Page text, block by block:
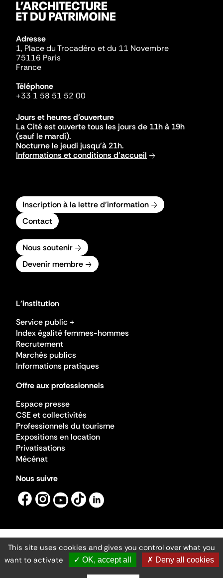
Adresse
1, Place du Trocadéro et du 11 Novembre
75116 Paris
France
Téléphone
+33 1 58 51 52 00
Jours et heures d'ouverture
La Cité est ouverte tous les jours de 11h à 19h
(sauf le mardi).
Nocturne le jeudi jusqu'à 21h.
Informations et conditions d'accueil
Inscription à la lettre d'information
Contact
Nous soutenir
Devenir membre
L'institution
Service public +
Index égalité femmes-hommes
Recrutement
Marchés publics
Informations pratiques
Offre aux professionnels
Espace presse
CSE et collectivités
Professionnels du tourisme
Expositions en location
Privatisations
Mécénat
Nous suivre
Mentions légales
Gestion des cookies
Accessibilité numérique
Ministère de la Culture ©2026
- Cité de l'architecture et du patrimoine
This site uses cookies and gives you control over what you
want to activate
✓ OK, accept all ✗ Deny all cookies